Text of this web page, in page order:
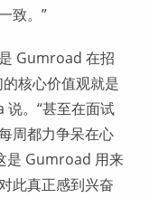
致。”
Gumroad 在招
核心价值观就是
说。“甚至在面试
周都力争呆在心
是 Gumroad 用来
此真正感到兴奋